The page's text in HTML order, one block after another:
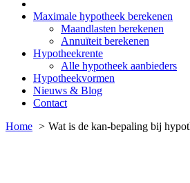
Maximale hypotheek berekenen
Maandlasten berekenen
Annuïteit berekenen
Hypotheekrente
Alle hypotheek aanbieders
Hypotheekvormen
Nieuws & Blog
Contact
Home
Wat is de kan-bepaling bij